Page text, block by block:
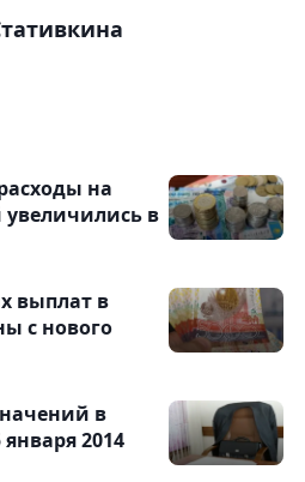
на
увеличились в
выплат в
с нового
в
января 2014